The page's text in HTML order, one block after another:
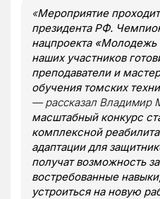
«Мероприятие
президента РФ.
нацпроекта «Молодежь
наших участников
преподаватели и
обучения томских
— рассказал Владимир
масштабный конкурс
комплексной
адаптации для
получат возможность
востребованные
устроиться на новую